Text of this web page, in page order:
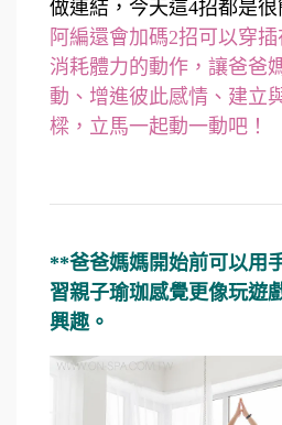
做連結，今天這4招都是很
阿編還會加碼2招可以穿
消耗體力的動作，讓爸爸
動、增進彼此感情、建立
樑，立馬一起動一動吧！
**爸爸媽媽開始前可以用
習親子瑜珈感覺更像玩遊
興趣。